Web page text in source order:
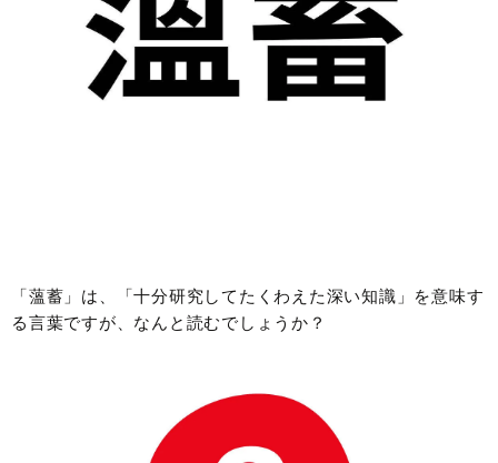
「薀蓄」は、「十分研究してたくわえた深い知識」を意味す
る言葉ですが、なんと読むでしょうか？